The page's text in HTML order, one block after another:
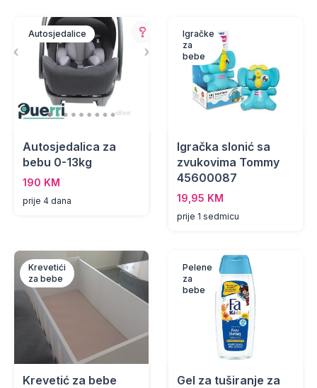
Autosjedalice
Autosjedalica za
bebu 0-13kg
190 KM
prije 4 dana
Igračke
za
bebe
Igračka slonić sa
zvukovima Tommy
45600087
19,95 KM
prije 1 sedmicu
Krevetići
za bebe
Krevetić za bebe
Pelene
za
bebe
Gel za tuširanje za